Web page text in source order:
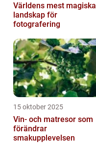
Världens mest magiska
landskap för
fotografering
15 oktober 2025
Vin- och matresor som
förändrar
smakupplevelsen